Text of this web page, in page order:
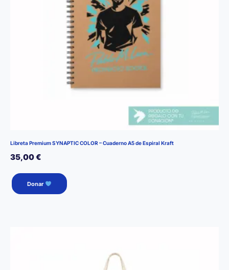
Libreta Premium SYNAPTIC COLOR – Cuaderno A5 de Espiral Kraft
35,00€
Donar